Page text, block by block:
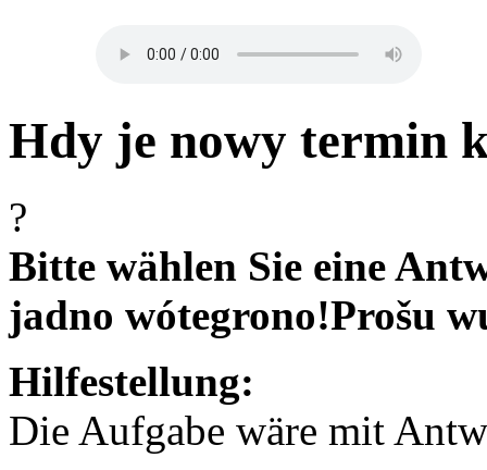
Hdy je nowy termin
?
Bitte wählen Sie eine
jadno wótegrono!Prošu
Hilfestellung:
Die Aufgabe wäre mit